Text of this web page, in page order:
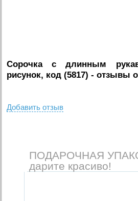
Сорочка с длинным
рисунок, код (5817) - отзывы о
Добавить отзыв
ПОДАРОЧНАЯ
дарите красиво!